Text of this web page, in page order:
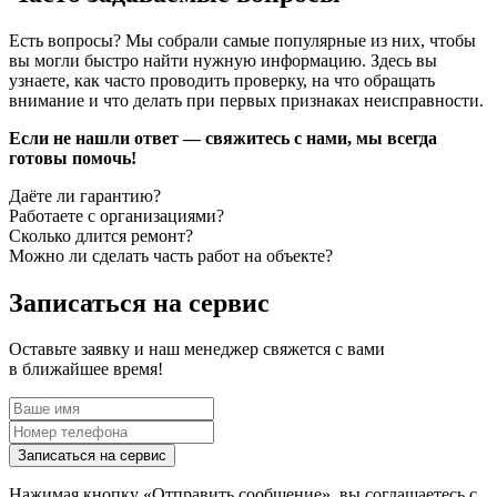
владелец почти всегда платит дважды: сначала — простоем и
было спасти своевременным обслуживанием. В Нижнем
Новгороде погода и реагенты тоже влияют: металл и
уплотнения устают быстрее, чем кажется, а грязь в гидравлике
любит копиться незаметно.
Есть и «тихие» признаки. Например, установка держит груз,
но при повороте манипулятора слышны щелчки, а при
Формально техника ещё работает, но нагрузка начинает
распределяться неправильно, и дальше поломка развивается
лавинообразно. Поэтому лучше приехать на диагностику
раньше, чем потом вытаскивать шпильки, править
гидроцилиндра.
Как выбрать сервис и не ошибиться
Выбирать сервисный центр стоит не по «самой низкой
стоимости», а по понятной технологии. Нормальная компания
сначала делает диагностику, показывает, где причина, и только
потом согласовывает работы. Спросите прямо: будут ли
Есть вопросы? Мы собрали самые популярные из них, чтобы
вы могли быстро найти нужную информацию. Здесь вы
узнаете, как часто проводить проверку, на что обращать
внимание и что делать при первых признаках неисправности.
Если не нашли ответ — свяжитесь с нами, мы всегда
готовы помочь!
Даёте ли гарантию?
Работаете с организациями?
Сколько длится ремонт?
Можно ли сделать часть работ на объекте?
Записаться на сервис
Оставьте заявку и наш менеджер свяжется с вами
в ближайшее время!
Записаться на сервис